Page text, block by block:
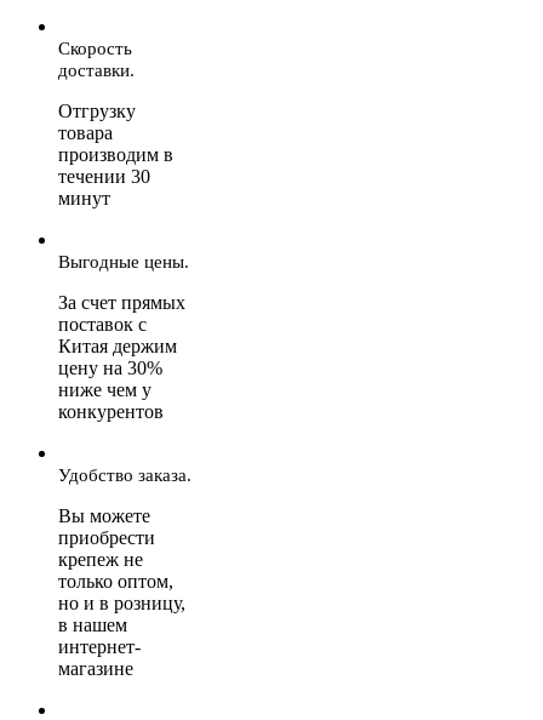
Скорость
доставки.
Отгрузку
товара
производим в
течении 30
минут
Выгодные цены.
За счет прямых
поставок с
Китая держим
цену на 30%
ниже чем у
конкурентов
Удобство заказа.
Вы можете
приобрести
крепеж не
только оптом,
но и в розницу,
в нашем
интернет-
магазине